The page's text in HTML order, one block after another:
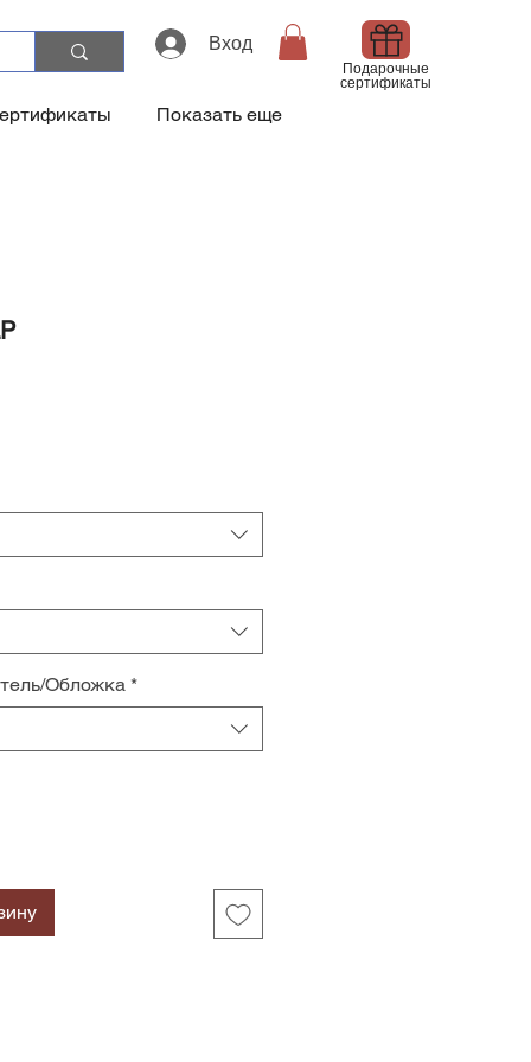
Вход
Подарочные
сертификаты
Показать еще
Обложка *